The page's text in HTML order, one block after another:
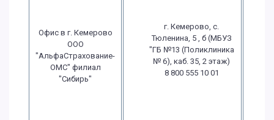
Офис в г. Кемерово
ООО
"АльфаСтрахование-
ОМС" филиал
"Сибирь"
г. Кемерово, с.
Тюленина, 5 , б (МБУЗ
"ГБ №13 (Поликлиника
№ 6), каб. 35, 2 этаж)
8 800 555 10 01